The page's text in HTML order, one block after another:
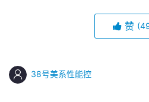
赞
38号美系性能控